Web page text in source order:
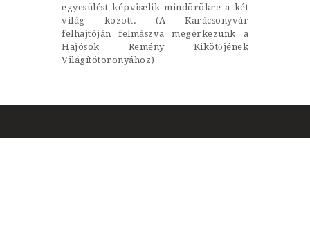
egyesülést képviselik mindörökre a két
világ között. (A Karácsonyvár
felhajtóján felmászva megérkezünk a
Hajósok Remény Kikötőjének
Világítótoronyához)